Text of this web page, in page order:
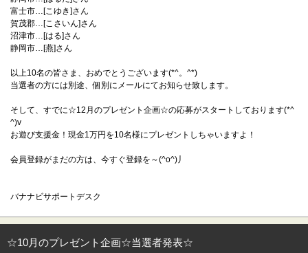
富士市…[こゆき]さん
賀茂郡…[こさいん]さん
沼津市…[はる]さん
静岡市…[燕]さん
以上10名の皆さま、おめでとうございます(*^。^*)
当選者の方には別途、個別にメールにてお知らせ致します。
そして、すでに☆12月のプレゼント企画☆の応募がスタートしております(*^
^)v
お遊び支援金！現金1万円を10名様にプレゼントしちゃいますよ！
会員登録がまだの方は、今すぐ登録を～(^o^)丿
バナナビサポートデスク
☆10月のプレゼント企画☆当選者発表☆